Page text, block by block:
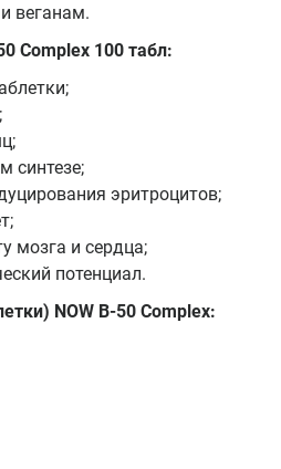
веганам.
Complex 100 табл:
синтезе;
эритроцитов;
мозга и сердца;
потенциал.
NOW B-50 Complex: